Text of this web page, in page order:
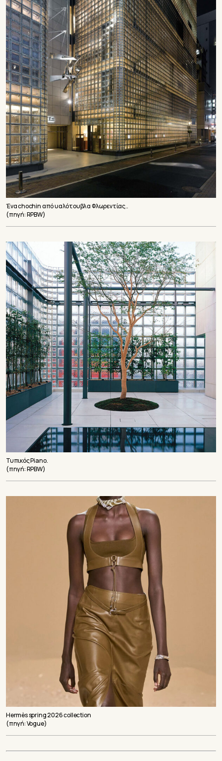
Ένα chochin από υαλότουβλα Φλωρεντίας..
(πηγή: RPBW)
Τυπικός Piano.
(πηγή: RPBW)
Hermès spring 2026 collection
(πηγή: Vogue)